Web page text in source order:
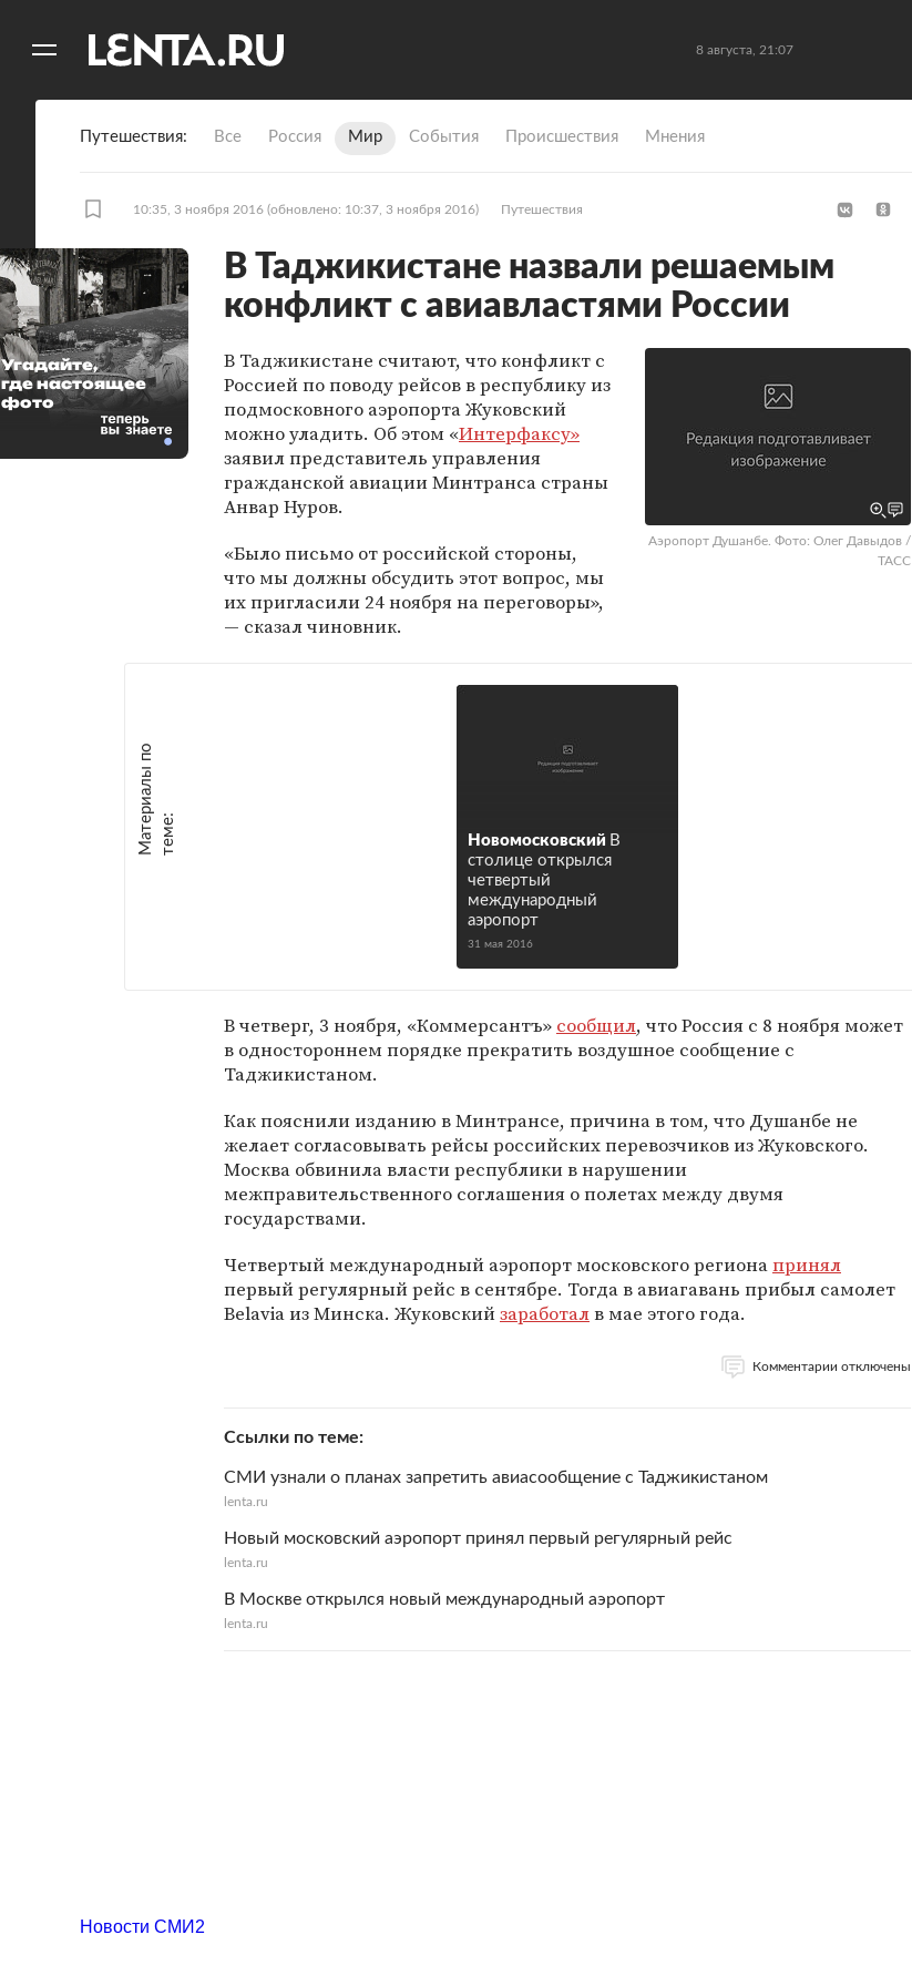
8 августа, 21:07
Путешествия Все Россия Мир События Происшествия Мнения
10:35, 3 ноября 2016 (обновлено: 10:37, 3 ноября 2016) Путешествия
В Таджикистане назвали решаемым
конфликт с авиавластями России
Аэропорт Душанбе. Фото: Олег Давыдов /
ТАСС
В Таджикистане считают, что конфликт с
Россией по поводу рейсов в республику из
подмосковного аэропорта Жуковский
можно уладить. Об этом «Интерфаксу»
заявил представитель управления
гражданской авиации Минтранса страны
Анвар Нуров.
«Было письмо от российской стороны,
что мы должны обсудить этот вопрос, мы
их пригласили 24 ноября на переговоры»,
— сказал чиновник.
М
а
т е
р
и
а
л
ы
п
о
т
е
м
е : Новомосковский В
столице открылся
четвертый
международный
аэропорт
31 мая 2016
В четверг, 3 ноября, «Коммерсантъ» сообщил, что Россия с 8 ноября может
в одностороннем порядке прекратить воздушное сообщение с
Таджикистаном.
Как пояснили изданию в Минтрансе, причина в том, что Душанбе не
желает согласовывать рейсы российских перевозчиков из Жуковского.
Москва обвинила власти республики в нарушении
межправительственного соглашения о полетах между двумя
государствами.
Четвертый международный аэропорт московского регионапринял
первый регулярный рейс в сентябре. Тогда в авиагавань прибыл самолет
Belavia из Минска. Жуковскийзаработалв мае этого года.
Комментарии отключены
Ссылки по теме
СМИ узнали о планах запретить авиасообщение с Таджикистаном
lenta.ru
Новый московский аэропорт принял первый регулярный рейс
lenta.ru
В Москве открылся новый международный аэропорт
lenta.ru
Угадайте,
где настоящее
фото
Новости СМИ2